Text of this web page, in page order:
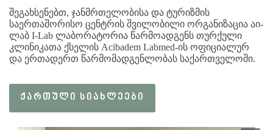
შეგახსენებთ, ჯანმრთელობისა და ტურიზმის
საერთაშორისო ცენტრის შვილობილი ორგანიზაცია აი-
ლაბ I-Lab ლაბორატორია წარმოადგენს თურქული
კლინიკათა ქსელის Acibadem Labmed-ის ოფიციალურ
და ერთადერთ წარმომადგენლობას საქართველოში.
ᲥᲐᲠᲗᲣᲚᲘ ᲡᲘᲐᲮᲚᲔᲔᲑᲘ